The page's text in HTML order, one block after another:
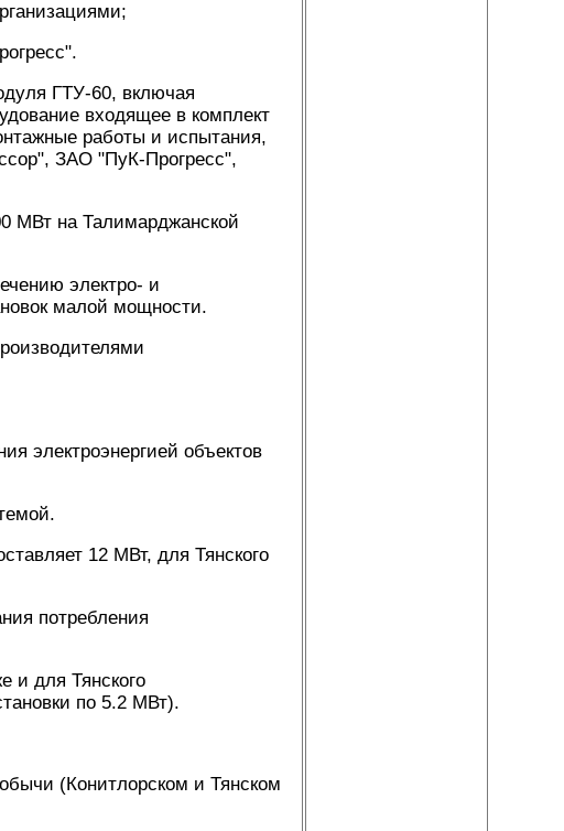
ГТУ-60, включая
входящее в комплект
работы и испытания,
ЗАО "ПуК-Прогресс",
МВт на Талимарджанской
электро- и
малой мощности.
электроэнергией объектов
12 МВт, для Тянского
потребления
и для Тянского
по 5.2 МВт).
(Конитлорском и Тянском